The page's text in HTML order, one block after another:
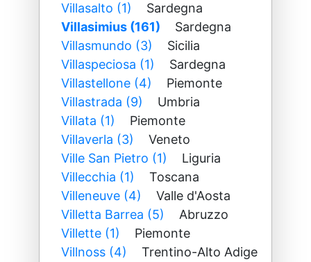
Villasalto (1)
Sardegna
Villasimius (161)
Sardegna
Villasmundo (3)
Sicilia
Villaspeciosa (1)
Sardegna
Villastellone (4)
Piemonte
Villastrada (9)
Umbria
Villata (1)
Piemonte
Villaverla (3)
Veneto
Ville San Pietro (1)
Liguria
Villecchia (1)
Toscana
Villeneuve (4)
Valle d'Aosta
Villetta Barrea (5)
Abruzzo
Villette (1)
Piemonte
Villnoss (4)
Trentino-Alto Adige